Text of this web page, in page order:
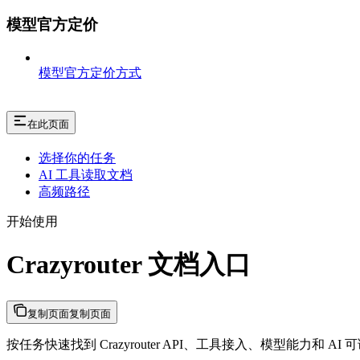
模型官方定价
模型官方定价方式
在此页面
选择你的任务
AI 工具读取文档
高频路径
开始使用
Crazyrouter 文档入口
复制页面复制页面
按任务快速找到 Crazyrouter API、工具接入、模型能力和 AI